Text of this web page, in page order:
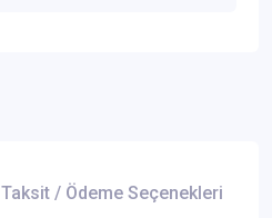
Taksit / Ödeme Seçenekleri